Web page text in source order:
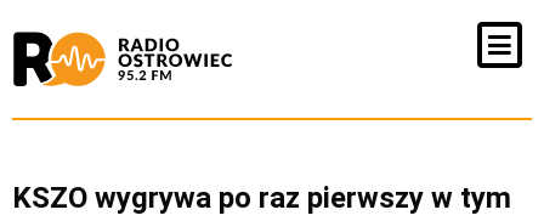
KSZO wygrywa po raz pierwszy w tym